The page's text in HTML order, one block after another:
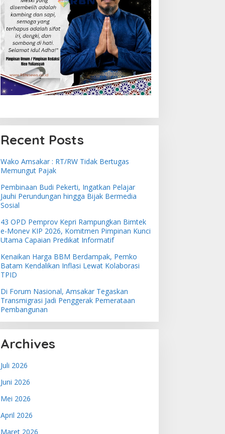
Recent Posts
Wako Amsakar : RT/RW Tidak Bertugas
Memungut Pajak
Pembinaan Budi Pekerti, Ingatkan Pelajar
Jauhi Perundungan hingga Bijak Bermedia
Sosial
43 OPD Pemprov Kepri Rampungkan Bimtek
e-Monev KIP 2026, Komitmen Pimpinan Kunci
Utama Capaian Predikat Informatif
Kenaikan Harga BBM Berdampak, Pemko
Batam Kendalikan Inflasi Lewat Kolaborasi
TPID
Di Forum Nasional, Amsakar Tegaskan
Transmigrasi Jadi Penggerak Pemerataan
Pembangunan
Archives
Juli 2026
Juni 2026
Mei 2026
April 2026
Maret 2026